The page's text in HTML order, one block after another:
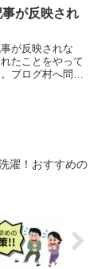
の調べ方を解説
が反映され
が反映されな
たことをやって
ブログ村へ問合
濯！おすすめの